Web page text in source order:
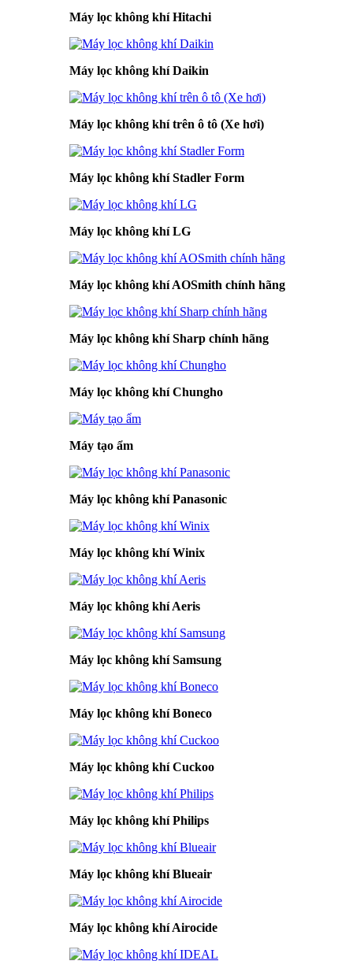
Máy lọc không khí Hitachi
Máy lọc không khí Daikin
Máy lọc không khí trên ô tô (Xe hơi)
Máy lọc không khí Stadler Form
Máy lọc không khí LG
Máy lọc không khí AOSmith chính hãng
Máy lọc không khí Sharp chính hãng
Máy lọc không khí Chungho
Máy tạo ẩm
Máy lọc không khí Panasonic
Máy lọc không khí Winix
Máy lọc không khí Aeris
Máy lọc không khí Samsung
Máy lọc không khí Boneco
Máy lọc không khí Cuckoo
Máy lọc không khí Philips
Máy lọc không khí Blueair
Máy lọc không khí Airocide